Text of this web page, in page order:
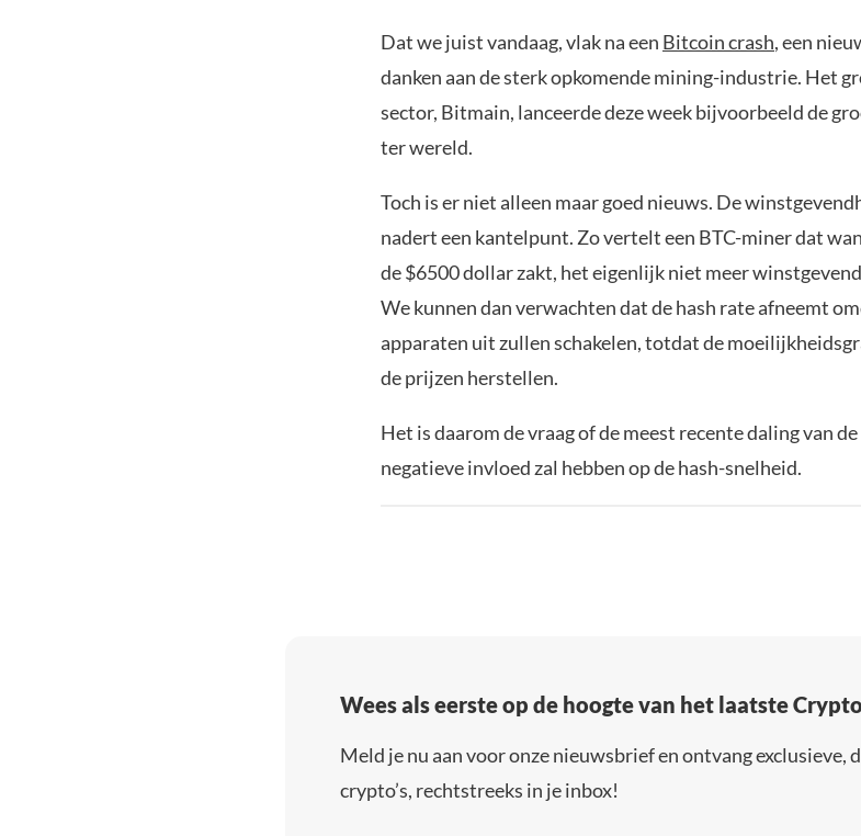
Dat we juist vandaag, vlak na een Bitcoin crash, een
danken aan de sterk opkomende mining-industrie. Het
sector, Bitmain, lanceerde deze week bijvoorbeeld de
ter wereld.
Toch is er niet alleen maar goed nieuws. De
nadert een kantelpunt. Zo vertelt een BTC-miner dat
de $6500 dollar zakt, het eigenlijk niet meer
We kunnen dan verwachten dat de hash rate afneemt
apparaten uit zullen schakelen, totdat de
de prijzen herstellen.
Het is daarom de vraag of de meest recente daling van
negatieve invloed zal hebben op de hash-snelheid.
Wees als eerste op de hoogte van het laatste
Meld je nu aan voor onze nieuwsbrief en ontvang exclusieve,
crypto’s, rechtstreeks in je inbox!